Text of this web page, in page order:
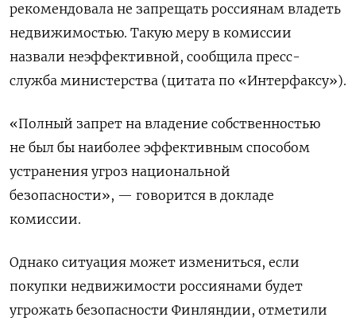
рекомендовала не запрещать россиянам владеть
недвижимостью. Такую меру в комиссии
назвали неэффективной, сообщила пресс-
служба министерства (цитата по «Интерфаксу»).
«Полный запрет на владение собственностью
не был бы наиболее эффективным способом
устранения угроз национальной
безопасности», — говорится в докладе
комиссии.
Однако ситуация может измениться, если
покупки недвижимости россиянами будет
угрожать безопасности Финляндии, отметили